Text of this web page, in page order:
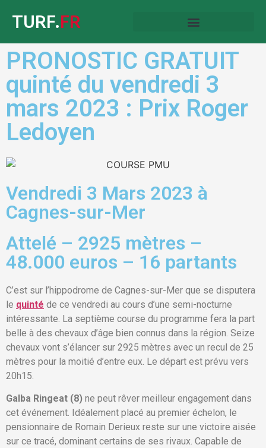
TURF.FR
PRONOSTIC GRATUIT
quinté du vendredi 3
mars 2023 : Prix Roger
Ledoyen
Vendredi 3 Mars 2023 à
Cagnes-sur-Mer
Attelé – 2925 mètres –
48.000 euros – 16 partants
C’est sur l’hippodrome de Cagnes-sur-Mer que se disputera
le quinté de ce vendredi au cours d’une semi-nocturne
intéressante. La septième course du programme fera la part
belle à des chevaux d’âge bien connus dans la région. Seize
chevaux vont s’élancer sur 2925 mètres avec un recul de 25
mètres pour la moitié d’entre eux. Le départ est prévu vers
20h15.
Galba Ringeat (8) ne peut rêver meilleur engagement dans
cet événement. Idéalement placé au premier échelon, le
pensionnaire de Romain Derieux reste sur une victoire aisée
sur ce tracé, dominant certains de ses rivaux. Capable de